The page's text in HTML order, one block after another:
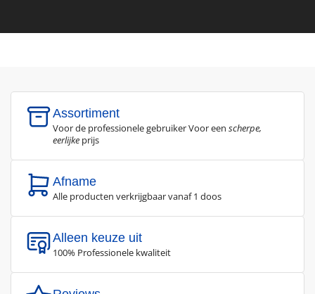
Assortiment
Voor de professionele gebruiker Voor een scherpe,
eerlijke prijs
Afname
Alle producten verkrijgbaar vanaf 1 doos
Alleen keuze uit
100% Professionele kwaliteit